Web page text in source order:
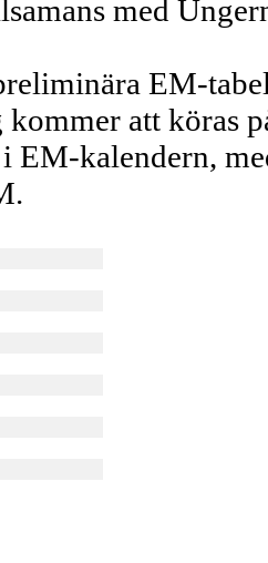
med
preliminära EM-
kommer att köras
EM-kalendern,